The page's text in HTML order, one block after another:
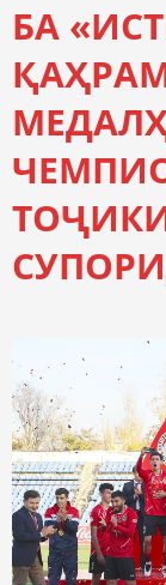
БА